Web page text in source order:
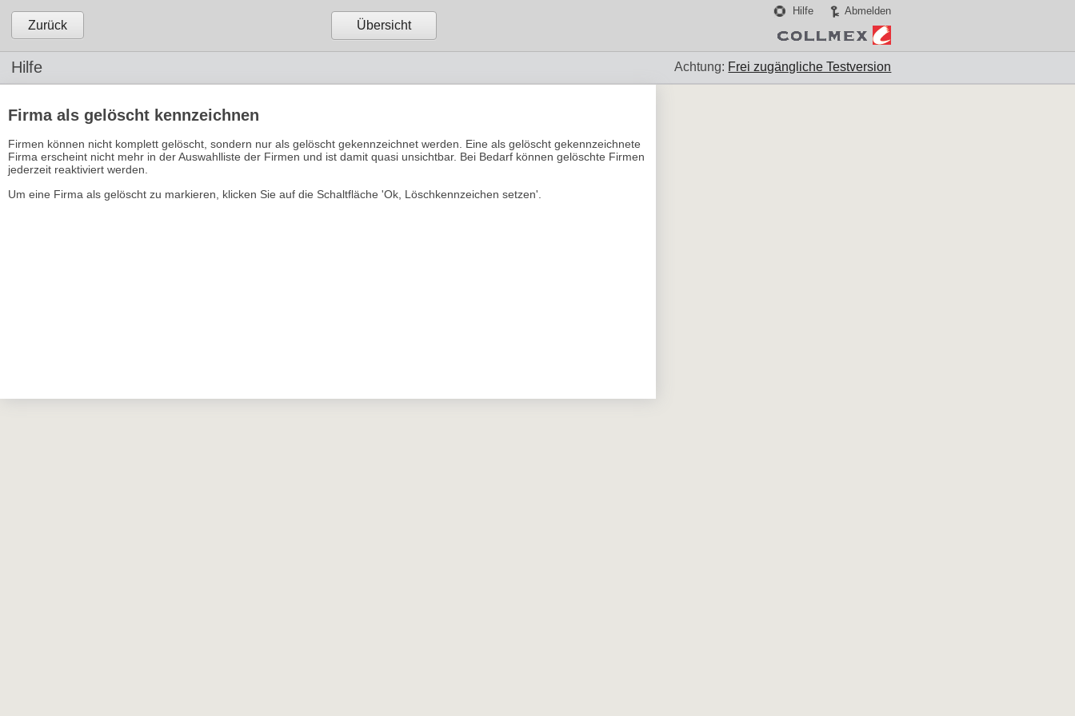
Zurück Übersicht
Hilfe Abmelden
Hilfe Achtung: Frei zugängliche Testversion
Firma als gelöscht kennzeichnen
Firmen können nicht komplett gelöscht, sondern nur als gelöscht gekennzeichnet werden. Eine als gelöscht gekennzeichnete
Firma erscheint nicht mehr in der Auswahlliste der Firmen und ist damit quasi unsichtbar. Bei Bedarf können gelöschte Firmen
jederzeit reaktiviert werden.
Um eine Firma als gelöscht zu markieren, klicken Sie auf die Schaltfläche 'Ok, Löschkennzeichen setzen'.